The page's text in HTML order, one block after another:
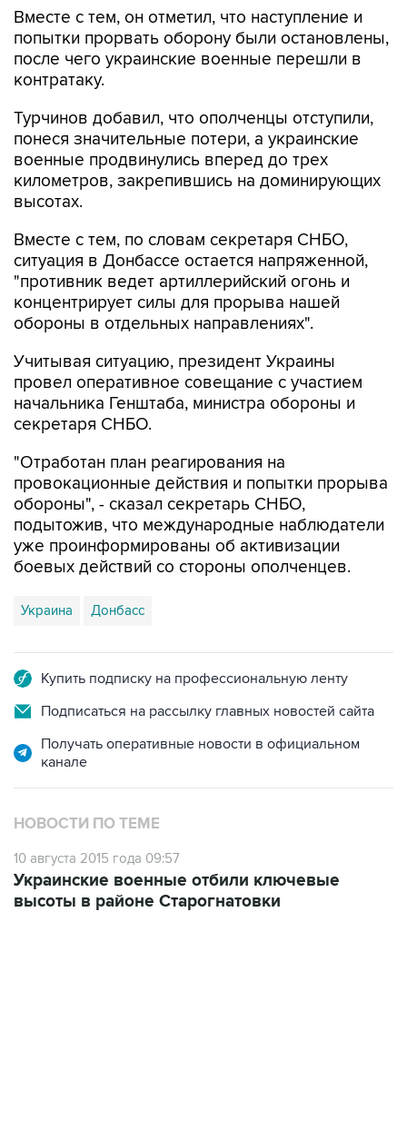
Вместе с тем, он отметил, что наступление и
попытки прорвать оборону были остановлены,
после чего украинские военные перешли в
контратаку.
Турчинов добавил, что ополченцы отступили,
понеся значительные потери, а украинские
военные продвинулись вперед до трех
километров, закрепившись на доминирующих
высотах.
Вместе с тем, по словам секретаря СНБО,
ситуация в Донбассе остается напряженной,
"противник ведет артиллерийский огонь и
концентрирует силы для прорыва нашей
обороны в отдельных направлениях".
Учитывая ситуацию, президент Украины
провел оперативное совещание с участием
начальника Генштаба, министра обороны и
секретаря СНБО.
"Отработан план реагирования на
провокационные действия и попытки прорыва
обороны", - сказал секретарь СНБО,
подытожив, что международные наблюдатели
уже проинформированы об активизации
боевых действий со стороны ополченцев.
Украина Донбасс
Купить подписку на профессиональную ленту
Подписаться на рассылку главных новостей сайта
Получать оперативные новости в официальном
канале
НОВОСТИ ПО ТЕМЕ
10 августа 2015 года 09:57
Украинские военные отбили ключевые
высоты в районе Старогнатовки